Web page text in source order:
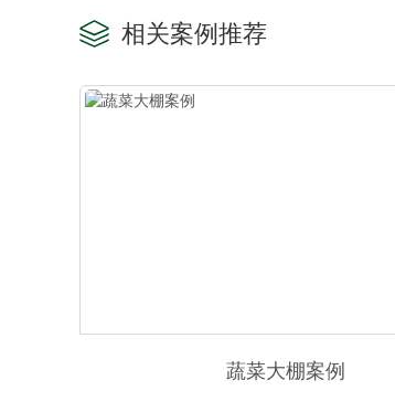
相关案例推荐
蔬菜大棚案例